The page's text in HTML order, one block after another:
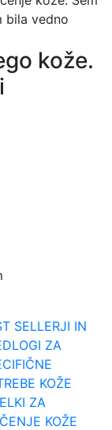
bila vedno
kože.
SELLERJI IN
ZA
KOŽE
ZA
KOŽE